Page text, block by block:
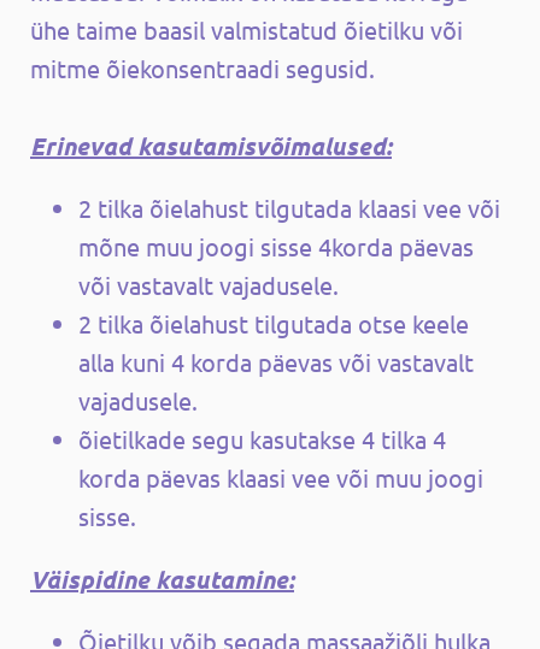
ühe taime baasil valmistatud õietilku või
mitme õiekonsentraadi segusid.
Erinevad kasutamisvõimalused:
2 tilka õielahust tilgutada klaasi vee või
mõne muu joogi sisse 4korda päevas
või vastavalt vajadusele.
2 tilka õielahust tilgutada otse keele
alla kuni 4 korda päevas või vastavalt
vajadusele.
õietilkade segu kasutakse 4 tilka 4
korda päevas klaasi vee või muu joogi
sisse.
Väispidine kasutamine:
Õietilku võib segada massaažiõli hulka